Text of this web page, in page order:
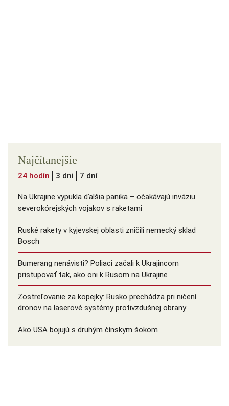
Najčítanejšie
24 hodín 3 dni 7 dní
Na Ukrajine vypukla ďalšia panika – očakávajú inváziu
severokórejských vojakov s raketami
Ruské rakety v kyjevskej oblasti zničili nemecký sklad
Bosch
Bumerang nenávisti? Poliaci začali k Ukrajincom
pristupovať tak, ako oni k Rusom na Ukrajine
Zostreľovanie za kopejky: Rusko prechádza pri ničení
dronov na laserové systémy protivzdušnej obrany
Ako USA bojujú s druhým čínskym šokom